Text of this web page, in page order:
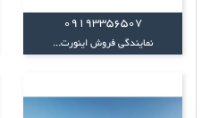
09193356507
نمایندگی فروش اینورت...